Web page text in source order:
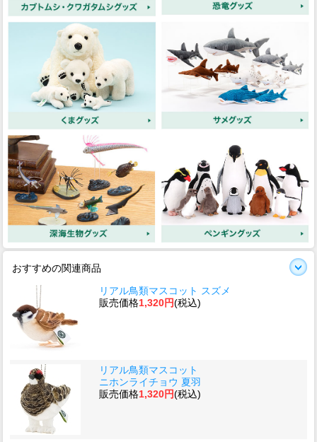
おすすめの関連商品
リアル鳥類マスコット スズメ
販売価格1,320円(税込)
リアル鳥類マスコット
ニホンライチョウ 夏羽
販売価格1,320円(税込)